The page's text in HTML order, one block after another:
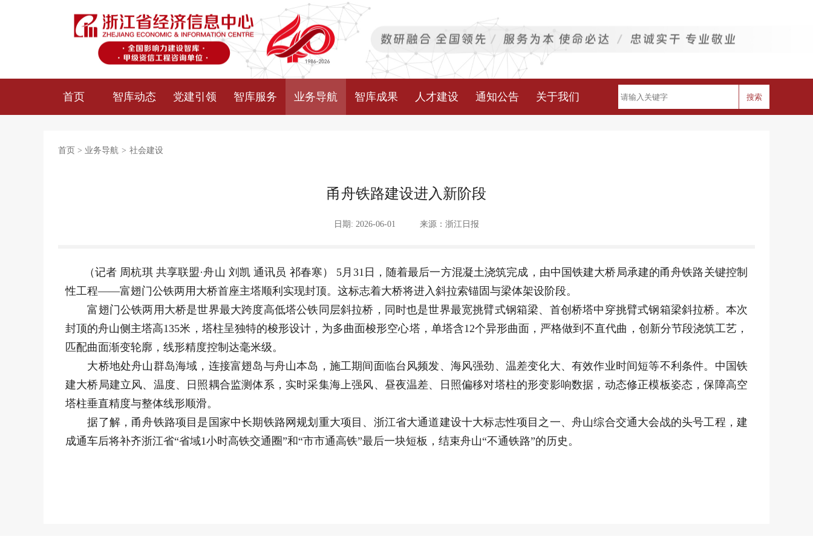
首页 智库动态 党建引领 智库服务 业务导航 智库成果 人才建设 通知公告 关于我们 搜索
首页 > 业务导航 > 社会建设
甬舟铁路建设进入新阶段
日期: 2026-06-01 来源：浙江日报
（记者 周杭琪 共享联盟·舟山 刘凯 通讯员 祁春寒） 5月31日，随着最后一方混凝土浇筑完成，由中国铁建大桥局承建的甬舟铁路关键控制
性工程——富翅门公铁两用大桥首座主塔顺利实现封顶。这标志着大桥将进入斜拉索锚固与梁体架设阶段。
富翅门公铁两用大桥是世界最大跨度高低塔公铁同层斜拉桥，同时也是世界最宽挑臂式钢箱梁、首创桥塔中穿挑臂式钢箱梁斜拉桥。本次
封顶的舟山侧主塔高135米，塔柱呈独特的梭形设计，为多曲面梭形空心塔，单塔含12个异形曲面，严格做到不直代曲，创新分节段浇筑工艺，
匹配曲面渐变轮廓，线形精度控制达毫米级。
大桥地处舟山群岛海域，连接富翅岛与舟山本岛，施工期间面临台风频发、海风强劲、温差变化大、有效作业时间短等不利条件。中国铁
建大桥局建立风、温度、日照耦合监测体系，实时采集海上强风、昼夜温差、日照偏移对塔柱的形变影响数据，动态修正模板姿态，保障高空
塔柱垂直精度与整体线形顺滑。
据了解，甬舟铁路项目是国家中长期铁路网规划重大项目、浙江省大通道建设十大标志性项目之一、舟山综合交通大会战的头号工程，建
成通车后将补齐浙江省“省域1小时高铁交通圈”和“市市通高铁”最后一块短板，结束舟山“不通铁路”的历史。